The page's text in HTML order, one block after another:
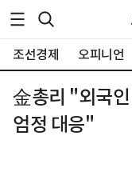
조선경제 오피니언
金총리 "외국
엄정 대응"